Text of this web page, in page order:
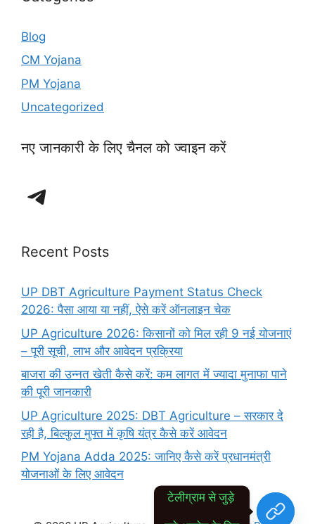
Blog
CM Yojana
PM Yojana
Uncategorized
नए जानकारी के लिए चैनल को ज्वाइन करें
Telegram
Recent Posts
UP DBT Agriculture Payment Status Check
2026: पैसा आया या नहीं, ऐसे करें ऑनलाइन चेक
UP Agriculture 2026: किसानों को मिल रही 9 नई योजनाएं
– पूरी सूची, लाभ और आवेदन प्रक्रिया
बाजरा की उन्नत खेती कैसे करें: कम लागत में ज्यादा मुनाफा पाने
की पूरी जानकारी
UP Agriculture 2025: DBT Agriculture – सरकार दे
रही है, बिल्कुल मुफ्त में कृषि यंत्र कैसे करें आवेदन
PM Yojana Adda 2025: जानिए कैसे करें प्रधानमंत्री
योजनाओं के लिए आवेदन
टेलीग्राम से जुड़े